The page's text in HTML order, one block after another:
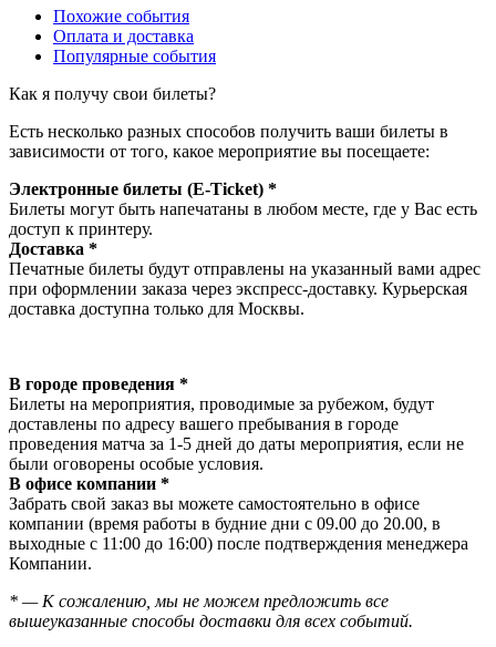
Похожие события
Оплата и доставка
Популярные события
Как я получу свои билеты?
Есть несколько разных способов получить ваши билеты в
зависимости от того, какое мероприятие вы посещаете:
Электронные билеты (E-Ticket) *
Билеты могут быть напечатаны в любом месте, где у Вас есть
доступ к принтеру.
Доставка *
Печатные билеты будут отправлены на указанный вами адрес
при оформлении заказа через экспресс-доставку. Курьерская
доставка доступна только для Москвы.
В городе проведения *
Билеты на мероприятия, проводимые за рубежом, будут
доставлены по адресу вашего пребывания в городе
проведения матча за 1-5 дней до даты мероприятия, если не
были оговорены особые условия.
В офисе компании *
Забрать свой заказ вы можете самостоятельно в офисе
компании (время работы в будние дни с 09.00 до 20.00, в
выходные с 11:00 до 16:00) после подтверждения менеджера
Компании.
* — К сожалению, мы не можем предложить все
вышеуказанные способы доставки для всех событий.